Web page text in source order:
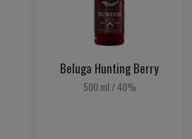
Beluga Hunting Berry
500 ml /40%